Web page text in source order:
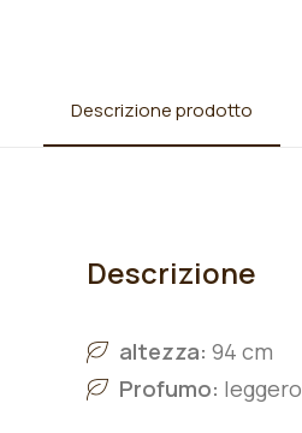
Descrizione prodotto
Descrizione
altezza: 94 cm
Profumo: leggero